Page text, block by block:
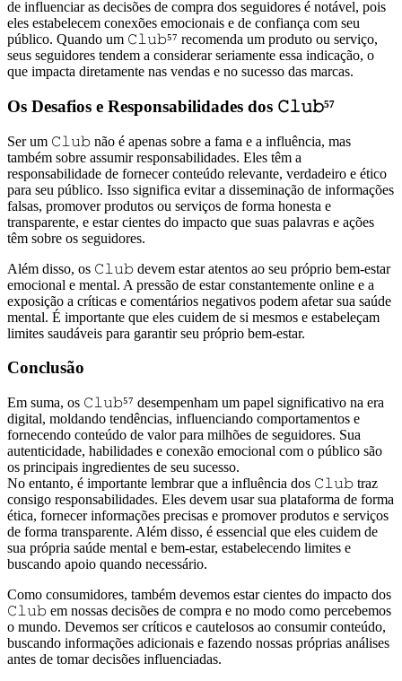
de influenciar as decisões de compra dos seguidores é notável, pois
eles estabelecem conexões emocionais e de confiança com seu
público. Quando um 𝙲𝚕𝚞𝚋⁵⁷ recomenda um produto ou serviço,
seus seguidores tendem a considerar seriamente essa indicação, o
que impacta diretamente nas vendas e no sucesso das marcas.
Os Desafios e Responsabilidades dos 𝙲𝚕𝚞𝚋⁵⁷
Ser um 𝙲𝚕𝚞𝚋 não é apenas sobre a fama e a influência, mas
também sobre assumir responsabilidades. Eles têm a
responsabilidade de fornecer conteúdo relevante, verdadeiro e ético
para seu público. Isso significa evitar a disseminação de informações
falsas, promover produtos ou serviços de forma honesta e
transparente, e estar cientes do impacto que suas palavras e ações
têm sobre os seguidores.
Além disso, os 𝙲𝚕𝚞𝚋 devem estar atentos ao seu próprio bem-estar
emocional e mental. A pressão de estar constantemente online e a
exposição a críticas e comentários negativos podem afetar sua saúde
mental. É importante que eles cuidem de si mesmos e estabeleçam
limites saudáveis para garantir seu próprio bem-estar.
Conclusão
Em suma, os 𝙲𝚕𝚞𝚋⁵⁷ desempenham um papel significativo na era
digital, moldando tendências, influenciando comportamentos e
fornecendo conteúdo de valor para milhões de seguidores. Sua
autenticidade, habilidades e conexão emocional com o público são
os principais ingredientes de seu sucesso.
No entanto, é importante lembrar que a influência dos 𝙲𝚕𝚞𝚋 traz
consigo responsabilidades. Eles devem usar sua plataforma de forma
ética, fornecer informações precisas e promover produtos e serviços
de forma transparente. Além disso, é essencial que eles cuidem de
sua própria saúde mental e bem-estar, estabelecendo limites e
buscando apoio quando necessário.
Como consumidores, também devemos estar cientes do impacto dos
𝙲𝚕𝚞𝚋 em nossas decisões de compra e no modo como percebemos
o mundo. Devemos ser críticos e cautelosos ao consumir conteúdo,
buscando informações adicionais e fazendo nossas próprias análises
antes de tomar decisões influenciadas.